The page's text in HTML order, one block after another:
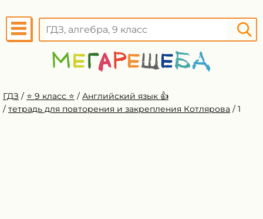
ГДЗ / ⭐️ 9 класс ⭐️ / Английский язык 👍
/ тетрадь для повторения и закрепления Котлярова / 1